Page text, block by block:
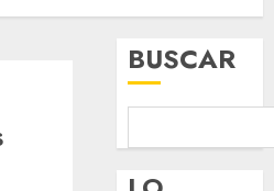
BUSCAR